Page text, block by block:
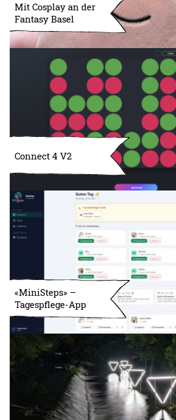
Mit Cosplay an der
Fantasy Basel
Connect 4 V2
«MiniSteps» –
Tagespflege-App